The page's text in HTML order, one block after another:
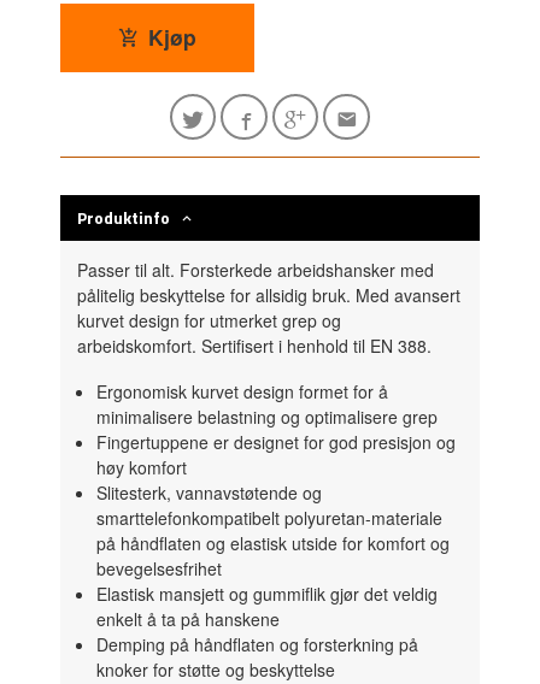
Kjøp
Produktinfo
Passer til alt. Forsterkede arbeidshansker med
pålitelig beskyttelse for allsidig bruk. Med avansert
kurvet design for utmerket grep og
arbeidskomfort. Sertifisert i henhold til EN 388.
Ergonomisk kurvet design formet for å
minimalisere belastning og optimalisere grep
Fingertuppene er designet for god presisjon og
høy komfort
Slitesterk, vannavstøtende og
smarttelefonkompatibelt polyuretan-materiale
på håndflaten og elastisk utside for komfort og
bevegelsesfrihet
Elastisk mansjett og gummiflik gjør det veldig
enkelt å ta på hanskene
Demping på håndflaten og forsterkning på
knoker for støtte og beskyttelse